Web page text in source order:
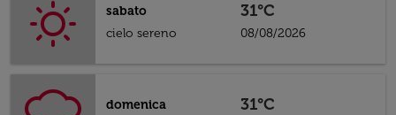
sabato
cielo sereno
31°C
08/08/2026
domenica
31°C